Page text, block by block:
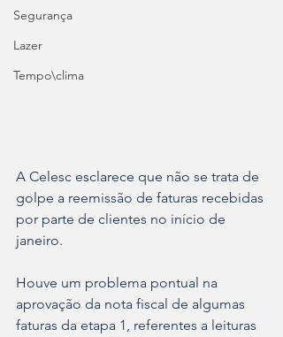
Segurança
Lazer
Tempo\clima
A Celesc esclarece que não se trata de
golpe a reemissão de faturas recebidas
por parte de clientes no início de
janeiro.
Houve um problema pontual na
aprovação da nota fiscal de algumas
faturas da etapa 1, referentes a leituras